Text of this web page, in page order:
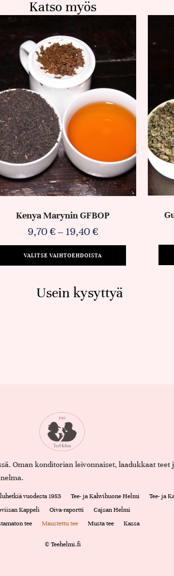
Katso myös
Kenya Marynin GFBOP
9,70€ – 19,40€
VALITSE VAIHTOEHDOISTA
Usein kysyttyä
Oman konditorian leivonnaiset, laadukkaat teet
vuodesta 1983 Tee- ja Kahvihuone Helmi Tee- ja
Kappeli
Oiva-raportti
Cajsan Helmi
tee
Maustettu tee Musta tee Kassa
© Teehelmi.fi